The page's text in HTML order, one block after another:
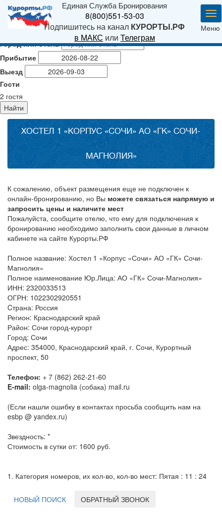
Единая Служба Бронирования
8(800)551-53-03
Подпишитесь на канал КУРОРТЫ.РФ
в МАКС или Телеграм
Меню
Город или отель
Прибытие
Выезд
Гости
2 гостя
Найти
ХОСТЕЛ 1 «КОРПУС «СОЧИ» АО «ГК» СОЧИ-
МАГНОЛИЯ»
К сожалению, объект размещения еще не подключен к
онлайн-бронированию, но Вы можете связаться напрямую и
запросить цены и наличите мест
Пожалуйста, сообщите отелю, что ему для подключения к
бронированию необходимо заполнить свои данные в личном
кабинете на сайте Курорты.РФ
Полное название: Хостел 1 «Корпус «Сочи» АО «ГК» Сочи-
Магнолия»
Полное наименование Юр.Лица: АО «ГК» Сочи-Магнолия»
ИНН: 2320033513
ОГРН: 1022302920551
Cтрана: Россия
Регион: Краснодарский край
Район: Сочи город-курорт
Город: Сочи
Адрес: 354000, Краснодарский край, г. Сочи, Курортный
проспект, 50
Телефон: + 7 (862) 262-21-60
E-mail: olga-magnolia (собака) mail.ru
(Если нашли ошибку в контактах просьба сообщить нам на
esbp @ yandex.ru)
Звездность: *
Стоимость в сутки от: 1600 руб.
1. Категория номеров, их кол-во, кол-во мест: Пятая : 11 : 24
НОВЫЙ ПОИСК ОБРАТНЫЙ ЗВОНОК